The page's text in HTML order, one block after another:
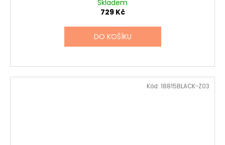
Skladem
729 Kč
DO KOŠÍKU
Kód: 18815BLACK-Z03